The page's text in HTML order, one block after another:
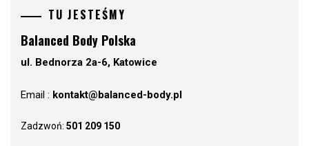
TU JESTEŚMY
Balanced Body Polska
ul. Bednorza 2a-6, Katowice
Email : kontakt@balanced-body.pl
Zadzwoń: 501 209 150